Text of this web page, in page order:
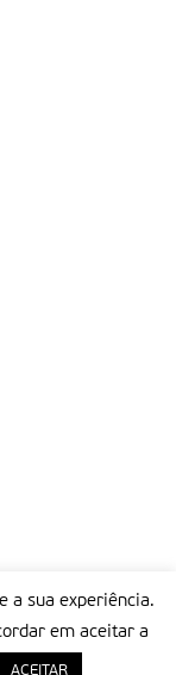
a sua experiência.
em aceitar a
ACEITAR